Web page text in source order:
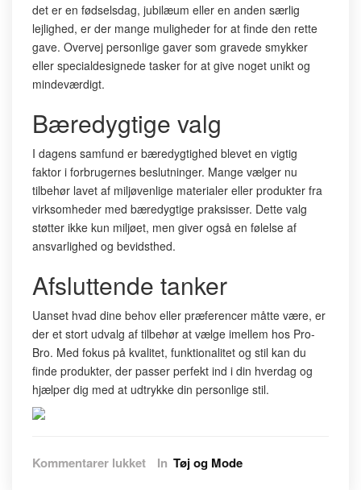
det er en fødselsdag, jubilæum eller en anden særlig
lejlighed, er der mange muligheder for at finde den rette
gave. Overvej personlige gaver som gravede smykker
eller specialdesignede tasker for at give noget unikt og
mindeværdigt.
Bæredygtige valg
I dagens samfund er bæredygtighed blevet en vigtig
faktor i forbrugernes beslutninger. Mange vælger nu
tilbehør lavet af miljøvenlige materialer eller produkter fra
virksomheder med bæredygtige praksisser. Dette valg
støtter ikke kun miljøet, men giver også en følelse af
ansvarlighed og bevidsthed.
Afsluttende tanker
Uanset hvad dine behov eller præferencer måtte være, er
der et stort udvalg af tilbehør at vælge imellem hos Pro-
Bro. Med fokus på kvalitet, funktionalitet og stil kan du
finde produkter, der passer perfekt ind i din hverdag og
hjælper dig med at udtrykke din personlige stil.
Kommentarer lukkettil
In Tøj og Mode